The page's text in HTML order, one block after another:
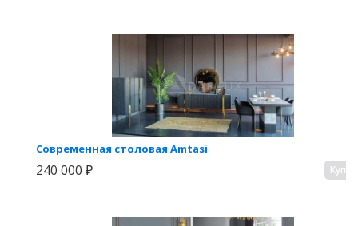
Современная столовая Amtasi
240 000 ₽